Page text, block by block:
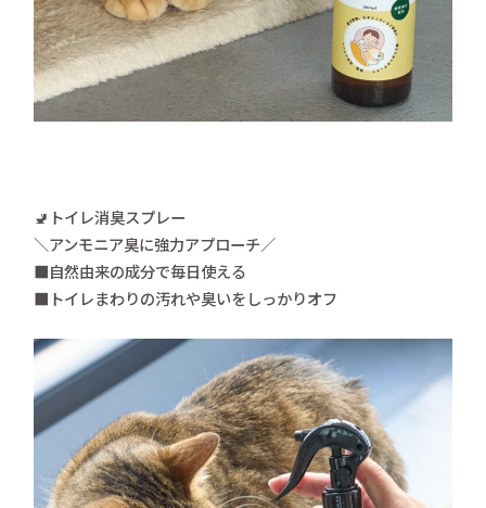
🚽トイレ消臭スプレー
＼アンモニア臭に強力アプローチ／
■自然由来の成分で毎日使える
■トイレまわりの汚れや臭いをしっかりオフ